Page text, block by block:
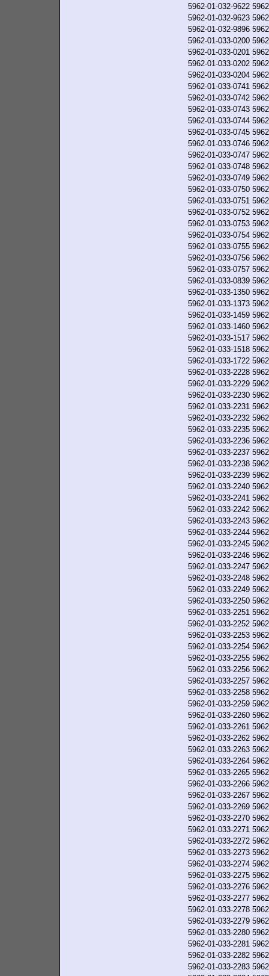
5962-01-032-9622
5962-01-032-9623
5962-01-032-9896
5962-01-033-0200
5962-01-033-0201
5962-01-033-0202
5962-01-033-0204
5962-01-033-0741
5962-01-033-0742
5962-01-033-0743
5962-01-033-0744
5962-01-033-0745
5962-01-033-0746
5962-01-033-0747
5962-01-033-0748
5962-01-033-0749
5962-01-033-0750
5962-01-033-0751
5962-01-033-0752
5962-01-033-0753
5962-01-033-0754
5962-01-033-0755
5962-01-033-0756
5962-01-033-0757
5962-01-033-0839
5962-01-033-1350
5962-01-033-1373
5962-01-033-1459
5962-01-033-1460
5962-01-033-1517
5962-01-033-1518
5962-01-033-1722
5962-01-033-2228
5962-01-033-2229
5962-01-033-2230
5962-01-033-2231
5962-01-033-2232
5962-01-033-2235
5962-01-033-2236
5962-01-033-2237
5962-01-033-2238
5962-01-033-2239
5962-01-033-2240
5962-01-033-2241
5962-01-033-2242
5962-01-033-2243
5962-01-033-2244
5962-01-033-2245
5962-01-033-2246
5962-01-033-2247
5962-01-033-2248
5962-01-033-2249
5962-01-033-2250
5962-01-033-2251
5962-01-033-2252
5962-01-033-2253
5962-01-033-2254
5962-01-033-2255
5962-01-033-2256
5962-01-033-2257
5962-01-033-2258
5962-01-033-2259
5962-01-033-2260
5962-01-033-2261
5962-01-033-2262
5962-01-033-2263
5962-01-033-2264
5962-01-033-2265
5962-01-033-2266
5962-01-033-2267
5962-01-033-2269
5962-01-033-2270
5962-01-033-2271
5962-01-033-2272
5962-01-033-2273
5962-01-033-2274
5962-01-033-2275
5962-01-033-2276
5962-01-033-2277
5962-01-033-2278
5962-01-033-2279
5962-01-033-2280
5962-01-033-2281
5962-01-033-2282
5962-01-033-2283